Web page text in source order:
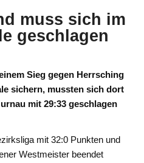
muss sich im
geschlagen
Sieg gegen Herrsching
sichern, mussten sich dort
mit 29:33 geschlagen
mit 32:0 Punkten und
Westmeister beendet